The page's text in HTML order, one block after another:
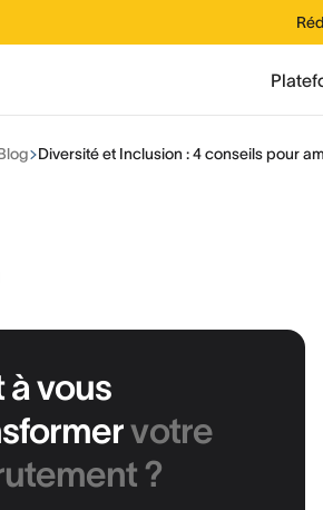
Diversité et Inclusion : 4 conseils pour
à vous
votre
?